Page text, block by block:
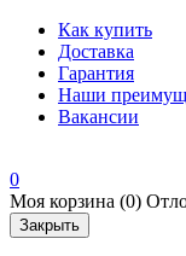
Как купить
Доставка
Гарантия
Наши
Вакансии
0
Моя корзина (0)
Закрыть